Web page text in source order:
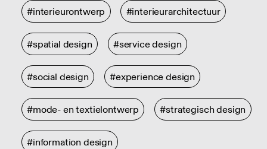
#interieurontwerp #interieurarchitectuur
#spatial design #service design
#social design #experience design
#mode- en textielontwerp #strategisch design
#information design